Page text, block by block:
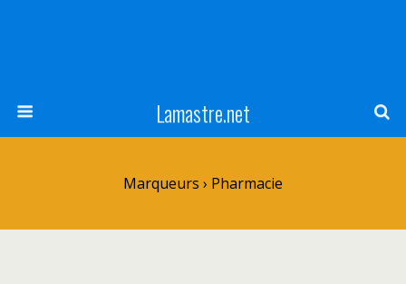
Lamastre.net
Marqueurs › Pharmacie